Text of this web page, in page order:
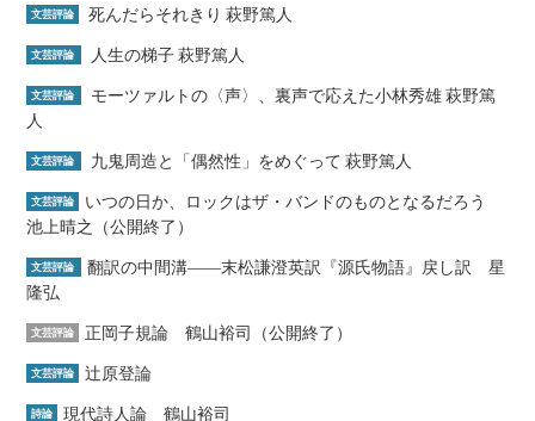
文芸評論 死んだらそれきり 萩野篤人
文芸評論 人生の梯子 萩野篤人
文芸評論
モーツァルトの〈声〉、裏声で応えた小林秀雄 萩野篤
人
文芸評論 九鬼周造と「偶然性」をめぐって 萩野篤人
文芸評論
いつの日か、ロックはザ・バンドのものとなるだろう
池上晴之（公開終了）
文芸評論
翻訳の中間溝――末松謙澄英訳『源氏物語』戻し訳 星
隆弘
文芸評論 正岡子規論 鶴山裕司（公開終了）
文芸評論 辻原登論
詩論 現代詩人論 鶴山裕司